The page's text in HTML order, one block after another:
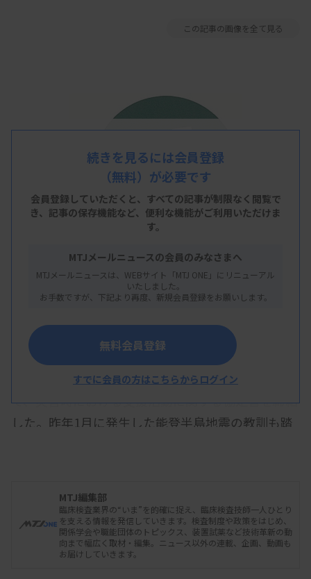
この記事の画像を全て見る
石川県臨床衛生検査技師会と石川県は1月15日付
で、災害時における支援活動に関する協定書を締結
した。昨年1月に発生した能登半島地震の教訓も踏
災害時に石臨技は、県からの要請に基づき、▽病
院検査室での診療支援▽避難所等での支援活動▽健
続きを見るには会員登録
（無料）が必要です
会員登録していただくと、すべての記事が制限なく閲覧で
き、 記事の保存機能など、便利な機能がご利用いただけま
す。
MTJメールニュースの会員のみなさまへ
MTJメールニュースは、WEBサイト「MTJ ONE」にリニューアル
いたしました。
お手数ですが、下記より再度、新規会員登録をお願いします。
無料会員登録
すでに会員の方はこちらからログイン
MTJ編集部
臨床検査業界の“いま”を的確に捉え、臨床検査技師一人ひとり
を支える情報を発信していきます。検査制度や政策をはじめ、
関係学会や職能団体のトピックス、装置試薬など技術革新の動
向まで幅広く取材・編集。ニュース以外の連載、企画、動画も
お届けしていきます。